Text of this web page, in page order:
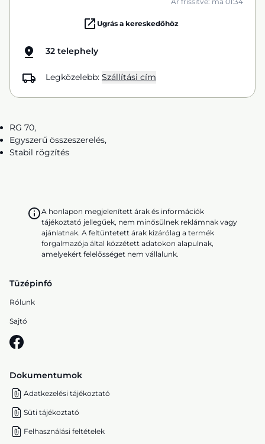
Ugrás a kereskedőhöz
32 telephely
Legközelebb: Szállítási cím
RG 70,
Egyszerű összeszerelés,
Stabil rögzítés
A honlapon megjelenített árak és információk
tájékoztató jellegűek, nem minősülnek reklámnak vagy
ajánlatnak. A feltüntetett árak kizárólag a termék
forgalmazója által közzétett adatokon alapulnak,
amelyekért felelősséget nem vállalunk.
Tüzépinfó
Rólunk
Sajtó
Dokumentumok
Adatkezelési tájékoztató
Süti tájékoztató
Felhasználási feltételek